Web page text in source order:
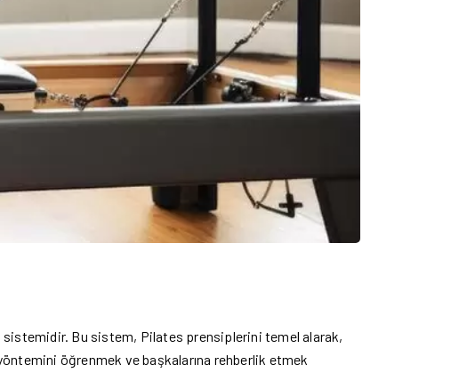
sistemidir. Bu sistem, Pilates prensiplerini temel alarak,
öğrenmek ve başkalarına rehberlik etmek